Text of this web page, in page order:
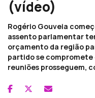
(vídeo)
Rogério Gouveia
assento parlamentar
orçamento da região
partido se compromete
reuniões prosseguem,